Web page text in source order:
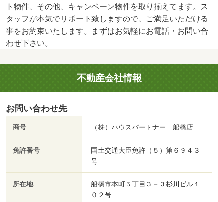
ト物件、その他、キャンペーン物件を取り揃えてます。ス
タッフが本気でサポート致しますので、ご満足いただける
事をお約束いたします。まずはお気軽にお電話・お問い合
わせ下さい。
不動産会社情報
お問い合わせ先
商号 （株）ハウスパートナー 船橋店
免許番号
国土交通大臣免許（５）第６９４３
号
所在地
船橋市本町５丁目３－３杉川ビル１
０２号